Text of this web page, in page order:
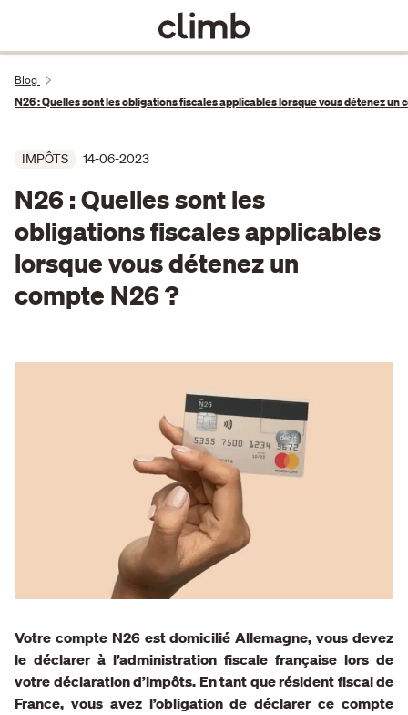
Blog
N26 : Quelles sont les obligations fiscales applicables lorsque vous détenez un
IMPÔTS 14-06-2023
N26 : Quelles sont les
obligations fiscales applicables
lorsque vous détenez un
compte N26 ?
Votre compte N26 est domicilié Allemagne, vous devez
le déclarer à l’administration fiscale française lors de
votre déclaration d’impôts. En tant que résident fiscal de
France, vous avez l’obligation de déclarer ce compte